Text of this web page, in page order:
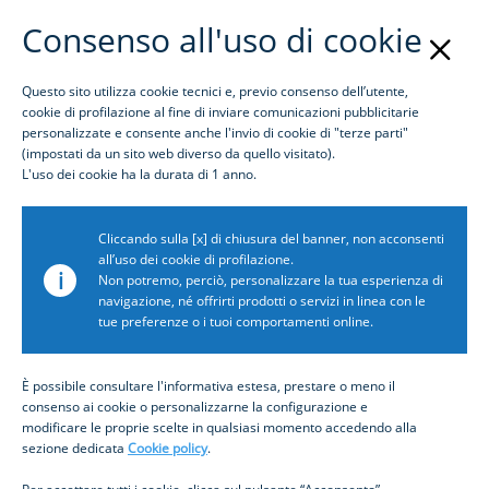
Login
Awards
Award description: Best Trade Finance Bank in Italy
2026
Year: 2026
Icon path:
Show icon: false
Related news: /content/inbiz/it/cos-e-
inbiz/news/2026/premiati-trade-finance-and-supply-
chain-finance-awards-2026 (in una nuova scheda)
Consenso all'uso di cookie
Questo sito utilizza cookie tecnici e, previo consenso dell’utente,
cookie di profilazione al fine di inviare comunicazioni pubblicitarie
personalizzate e consente anche l'invio di cookie di "terze parti"
(impostati da un sito web diverso da quello visitato).
L'uso dei cookie ha la durata di 1 anno.
i
Cliccando sulla [x] di chiusura del banner, non acconsenti
all’uso dei cookie di profilazione.
Non potremo, perciò, personalizzare la tua esperienza di
navigazione, né offrirti prodotti o servizi in linea con le
tue preferenze o i tuoi comportamenti online.
È possibile consultare l'informativa estesa, prestare o meno il
consenso ai cookie o personalizzarne la configurazione e
modificare le proprie scelte in qualsiasi momento accedendo alla
sezione dedicata Cookie policy.